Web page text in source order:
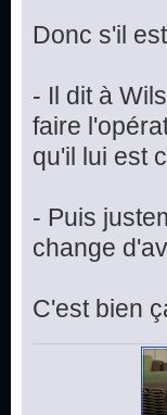
Donc s'il
- Il dit à
faire
qu'il lui est
- Puis
change
C'est bien